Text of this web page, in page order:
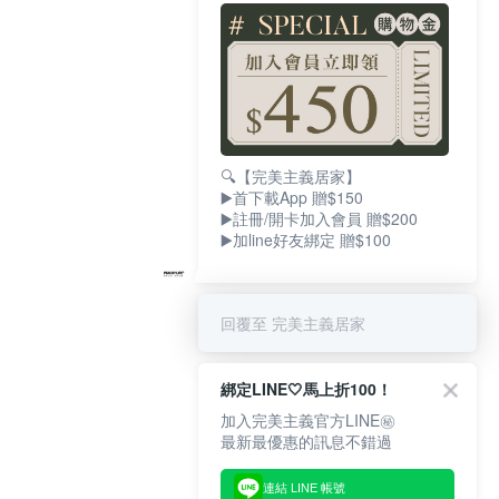
🔍【完美主義居家】
▶️首下載App 贈$150
▶️註冊/開卡加入會員 贈$200
▶️加line好友綁定 贈$100
回覆至 完美主義居家
綁定LINE🤍馬上折100！
加入完美主義官方LINE㊙
最新最優惠的訊息不錯過
連結 LINE 帳號